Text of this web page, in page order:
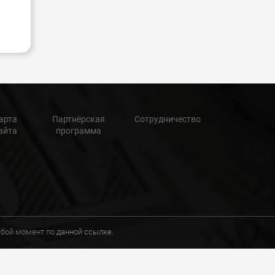
Партнёрская
программа
Сотрудничество
момент по данной ссылке.